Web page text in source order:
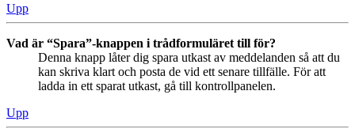
Upp
Vad är “Spara”-knappen i trådformuläret till för?
Denna knapp låter dig spara utkast av meddelanden så att du
kan skriva klart och posta de vid ett senare tillfälle. För att
ladda in ett sparat utkast, gå till kontrollpanelen.
Upp